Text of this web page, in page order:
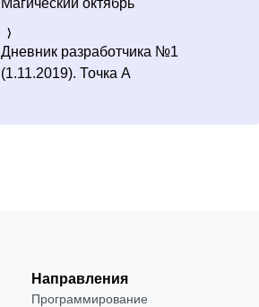
Магический октябрь
Дневник разработчика №1
(1.11.2019). Точка А
Направления
Программирование